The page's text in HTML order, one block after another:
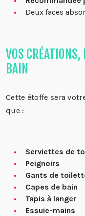
Deux faces
VOS
BAIN
Cette étoffe sera
que :
Serviettes de
Peignoirs
Gants de
Capes de bain
Tapis à langer
Essuie-mains